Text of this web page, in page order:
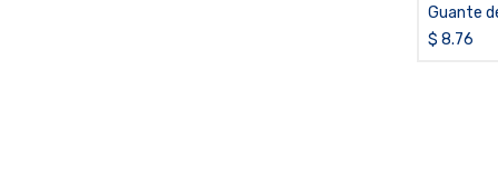
Guante
14", cal. 40
$ 8.76